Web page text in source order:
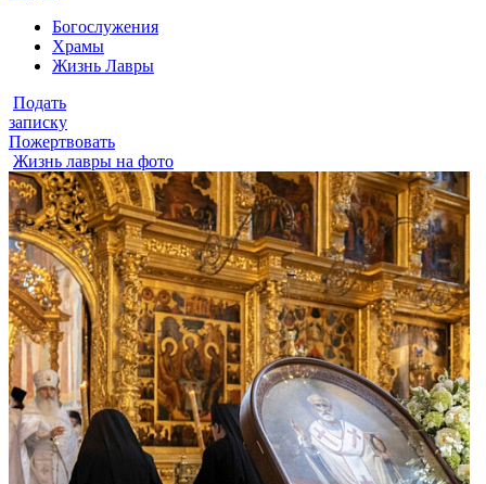
Богослужения
Храмы
Жизнь Лавры
Подать
записку
Пожертвовать
Жизнь лавры на фото